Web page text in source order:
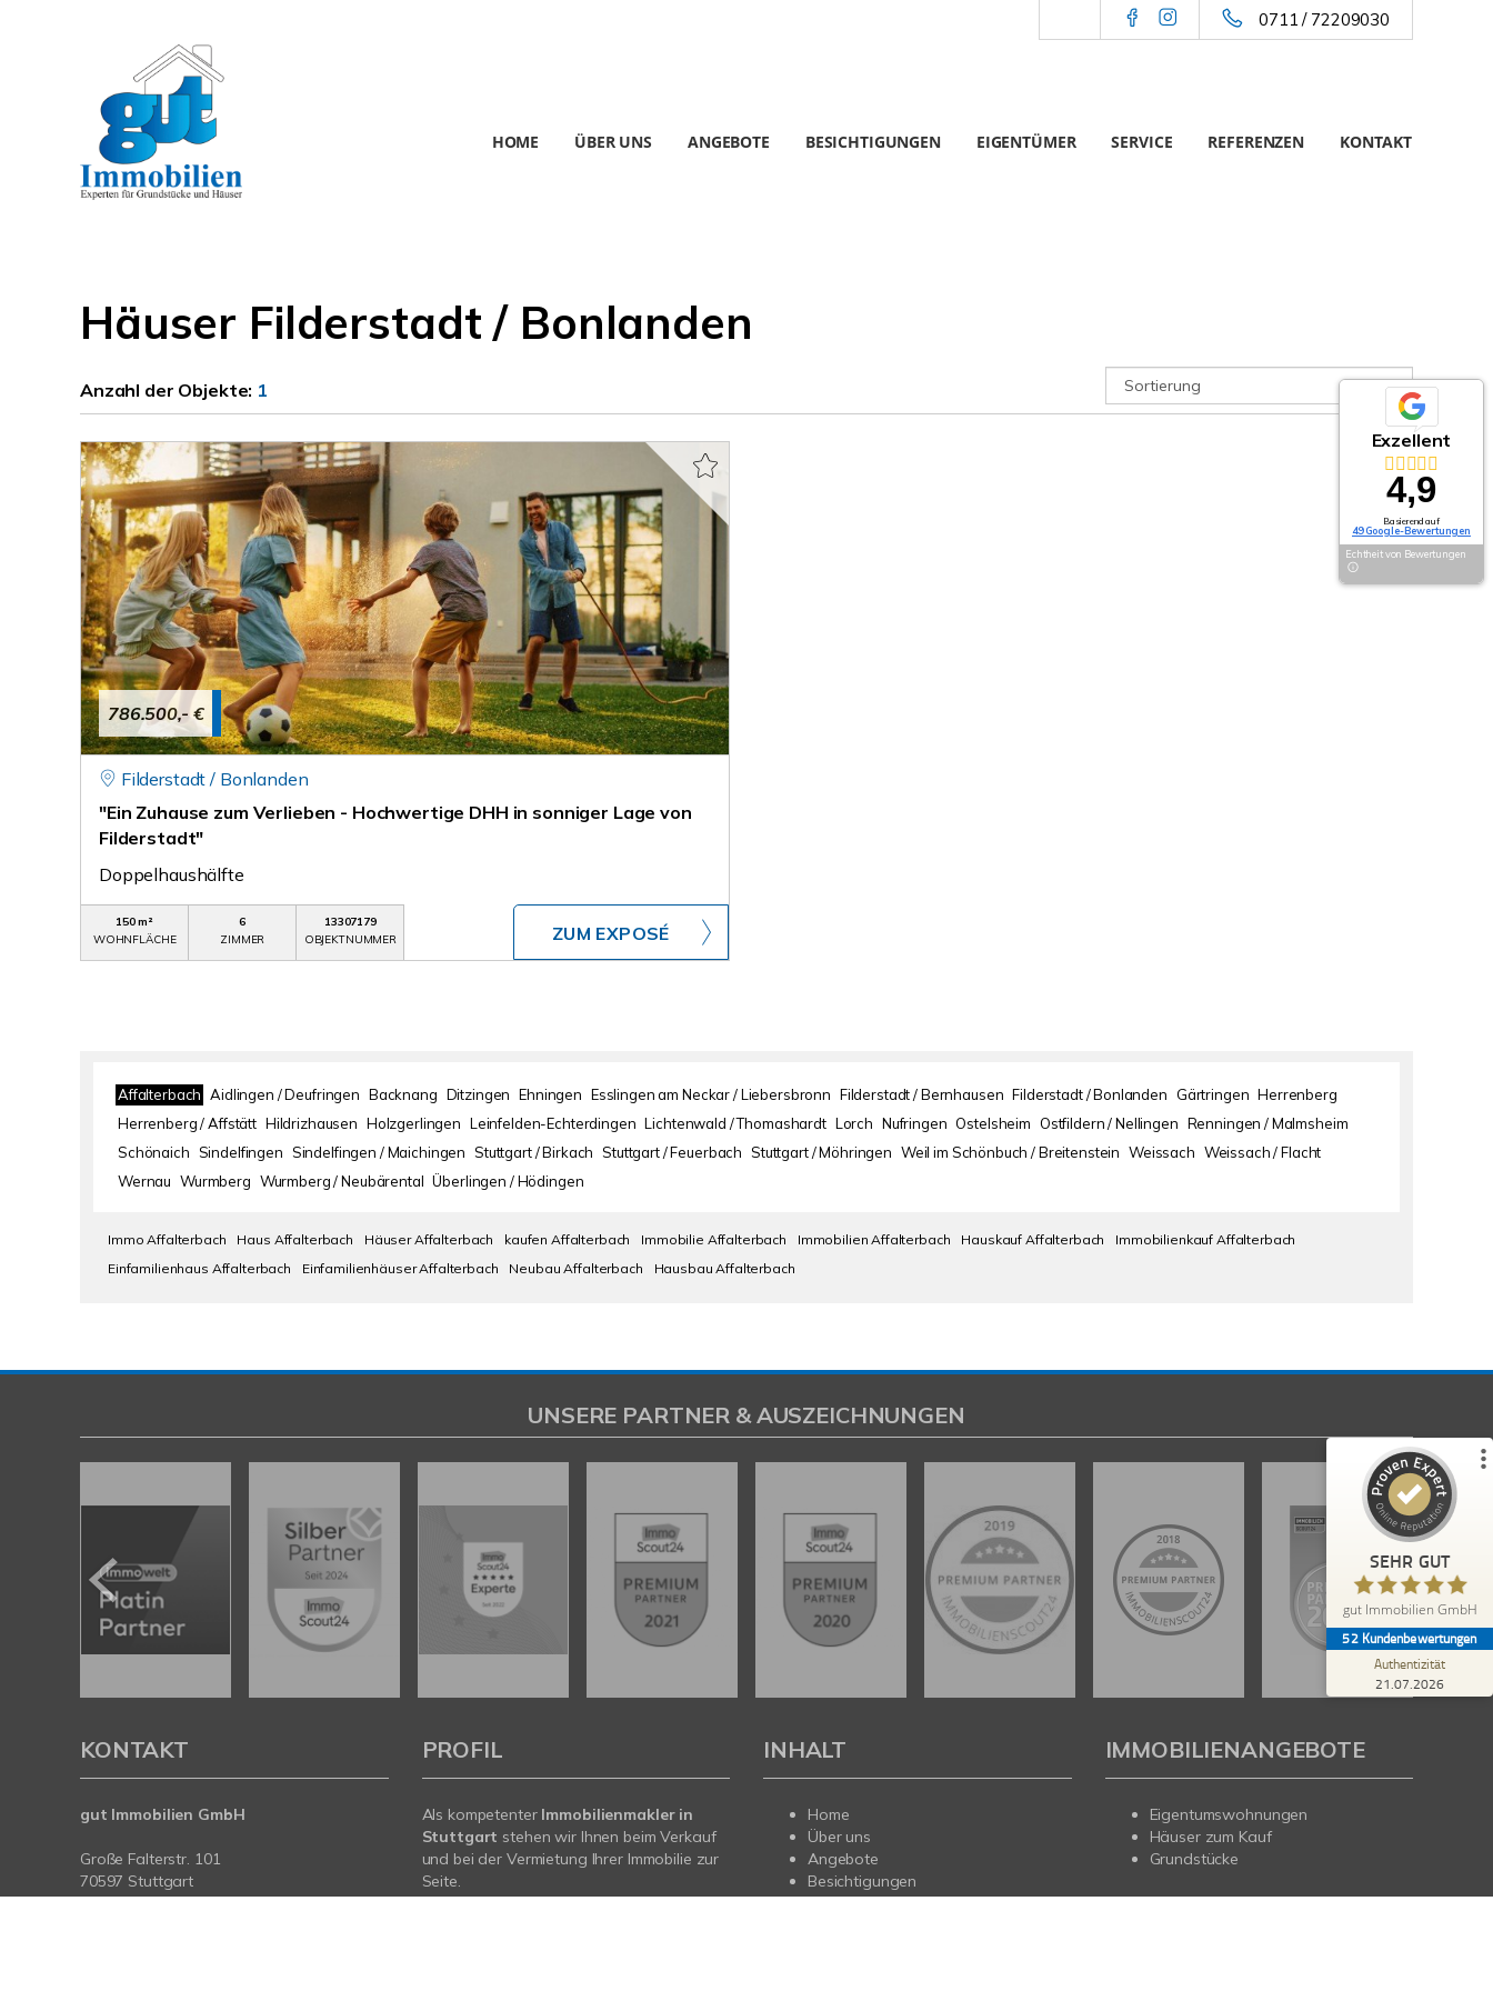
0711 / 72209030
HOME ÜBER UNS ANGEBOTE BESICHTIGUNGEN EIGENTÜMER SERVICE REFERENZEN KONTAKT
Häuser Filderstadt / Bonlanden
Anzahl der Objekte: 1
786.500,- €
Filderstadt / Bonlanden
"Ein Zuhause zum Verlieben - Hochwertige DHH in sonniger Lage von
Filderstadt"
Doppelhaushälfte
150 m²
WOHNFLÄCHE
6
ZIMMER
13307179
OBJEKTNUMMER
ZUM EXPOSÉ
Affalterbach Aidlingen / Deufringen Backnang Ditzingen Ehningen Esslingen am Neckar / Liebersbronn Filderstadt / Bernhausen Filderstadt / Bonlanden Gärtringen Herrenberg
Herrenberg / Affstätt Hildrizhausen Holzgerlingen Leinfelden-Echterdingen Lichtenwald / Thomashardt Lorch Nufringen Ostelsheim Ostfildern / Nellingen Renningen / Malmsheim
Schönaich Sindelfingen Sindelfingen / Maichingen Stuttgart / Birkach Stuttgart / Feuerbach Stuttgart / Möhringen Weil im Schönbuch / Breitenstein Weissach Weissach / Flacht
Wernau Wurmberg Wurmberg / Neubärental Überlingen / Hödingen
Immo Affalterbach Haus Affalterbach Häuser Affalterbach kaufen Affalterbach Immobilie Affalterbach Immobilien Affalterbach Hauskauf Affalterbach
Immobilienkauf Affalterbach
Einfamilienhaus Affalterbach
Einfamilienhäuser Affalterbach Neubau Affalterbach Hausbau Affalterbach
Exzellent
4,9
Basierend auf
49 Google-Bewertungen
Echtheit von Bewertungen
UNSERE PARTNER & AUSZEICHNUNGEN
KONTAKT
gut Immobilien GmbH
Große Falterstr. 101
70597 Stuttgart
PROFIL
Als kompetenter Immobilienmakler in
Stuttgart stehen wir Ihnen beim Verkauf
und bei der Vermietung Ihrer Immobilie zur
Seite.
INHALT
Home
Über uns
Angebote
Besichtigungen
IMMOBILIENANGEBOTE
Eigentumswohnungen
Häuser zum Kauf
Grundstücke
SEHR GUT
gut Immobilien GmbH
52 Kundenbewertungen
Authentizität
21.07.2026
3
Bewertungen auf
ProvenExpert.com
49
Blick aufs ProvenExpert-Profil werfen
Anonym
5,00
Sehr freundliche und kompetente Mitarbeiter.